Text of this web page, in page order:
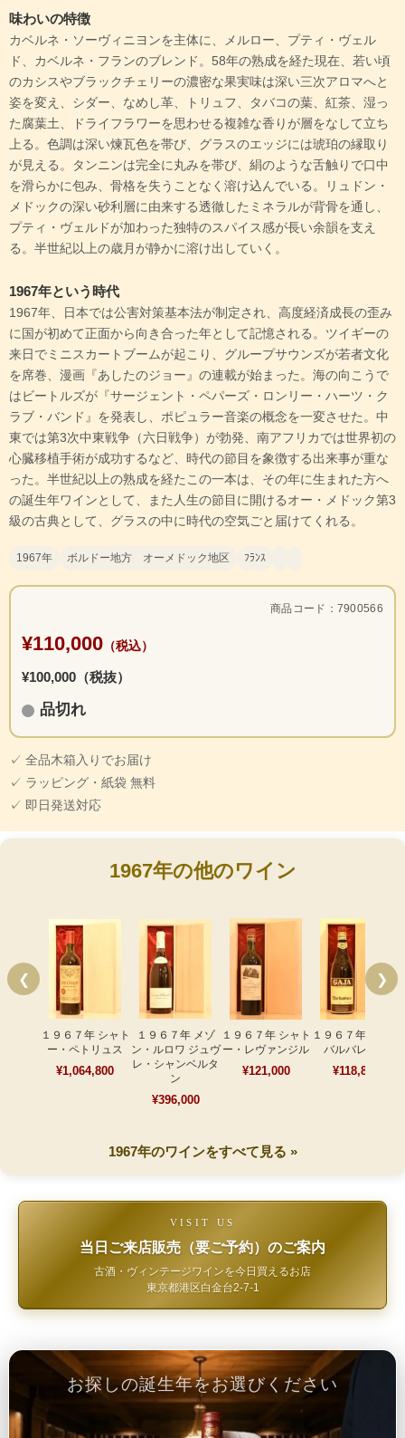
味わいの特徴
カベルネ・ソーヴィニヨンを主体に、メルロー、プティ・ヴェル
ド、カベルネ・フランのブレンド。58年の熟成を経た現在、若い頃
のカシスやブラックチェリーの濃密な果実味は深い三次アロマへと
姿を変え、シダー、なめし革、トリュフ、タバコの葉、紅茶、湿っ
た腐葉土、ドライフラワーを思わせる複雑な香りが層をなして立ち
上る。色調は深い煉瓦色を帯び、グラスのエッジには琥珀の縁取り
が見える。タンニンは完全に丸みを帯び、絹のような舌触りで口中
を滑らかに包み、骨格を失うことなく溶け込んでいる。リュドン・
メドックの深い砂利層に由来する透徹したミネラルが背骨を通し、
プティ・ヴェルドが加わった独特のスパイス感が長い余韻を支え
る。半世紀以上の歳月が静かに溶け出していく。
1967年という時代
1967年、日本では公害対策基本法が制定され、高度経済成長の歪み
に国が初めて正面から向き合った年として記憶される。ツイギーの
来日でミニスカートブームが起こり、グループサウンズが若者文化
を席巻、漫画『あしたのジョー』の連載が始まった。海の向こうで
はビートルズが『サージェント・ペパーズ・ロンリー・ハーツ・ク
ラブ・バンド』を発表し、ポピュラー音楽の概念を一変させた。中
東では第3次中東戦争（六日戦争）が勃発、南アフリカでは世界初の
心臓移植手術が成功するなど、時代の節目を象徴する出来事が重な
った。半世紀以上の熟成を経たこの一本は、その年に生まれた方へ
の誕生年ワインとして、また人生の節目に開けるオー・メドック第3
級の古典として、グラスの中に時代の空気ごと届けてくれる。
1967年 ボルドー地方 オーメドック地区 ﾌﾗﾝｽ
商品コード：7900566
¥110,000 （税込）
¥100,000（税抜）
品切れ
✓ 全品木箱入りでお届け
✓ ラッピング・紙袋 無料
✓ 即日発送対応
1967年の他のワイン
❮
１９６７年 シャト
ー・ペトリュス
¥1,064,800
１９６７年 メゾ
ン・ルロワ ジュヴ
レ・シャンベルタ
ン
¥396,000
１９６７年 シャト
ー・レヴァンジル
¥121,000
１９６７年 ガヤ・
バルバレスコ
¥118,800
❯
1967年のワインをすべて見る »
VISIT US
当日ご来店販売（要ご予約）のご案内
古酒・ヴィンテージワインを今日買えるお店
東京都港区白金台2-7-1
お探しの誕生年をお選びください